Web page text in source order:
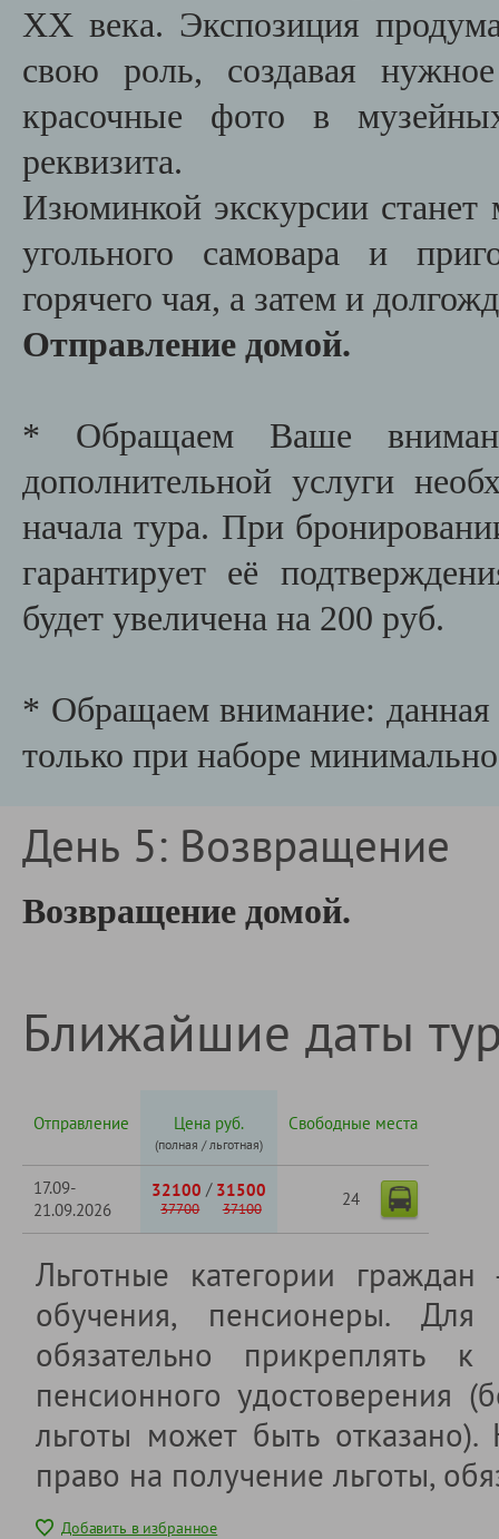
ХХ века. Экспозиция
свою роль, создавая
красочные фото в
реквизита.
Изюминкой экскурсии станет
угольного самовара и
горячего чая, а затем и
Отправление домой.
* Обращаем Ваше
дополнительной услуги
начала тура. При
гарантирует её
будет увеличена на 200 руб.
* Обращаем внимание: данная
только при наборе
День 5: Возвращение
Возвращение домой.
Ближайшие даты
Отправление Цена руб.
(полная / льготная)
Свободные места
17.09-
21.09.2026
32100 / 31500
37700 37100
24
Льготные категории
обучения, пенсионеры. Для
обязательно прикреплять
пенсионного удостоверения
льготы может быть
право на получение льготы,
Добавить в избранное